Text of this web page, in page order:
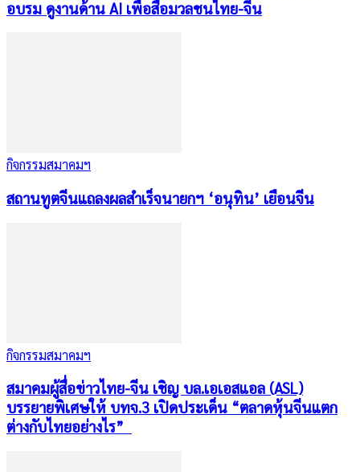
อบรม ดูงานด้าน AI เพื่อสื่อมวลชนไทย-จีน
กิจกรรมสมาคมฯ
สถานทูตจีนแถลงผลสำเร็จนายกฯ ‘อนุทิน’ เยือนจีน
กิจกรรมสมาคมฯ
สมาคมผู้สื่อข่าวไทย-จีน เชิญ บล.เอเอสแอล (ASL)
บรรยายพิเศษให้ บทจ.3 เปิดประเด็น “ตลาดหุ้นจีนแตก
ต่างกับไทยอย่างไร”